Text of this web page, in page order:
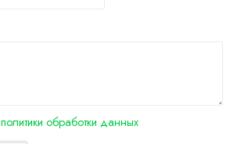
политики обработки данных